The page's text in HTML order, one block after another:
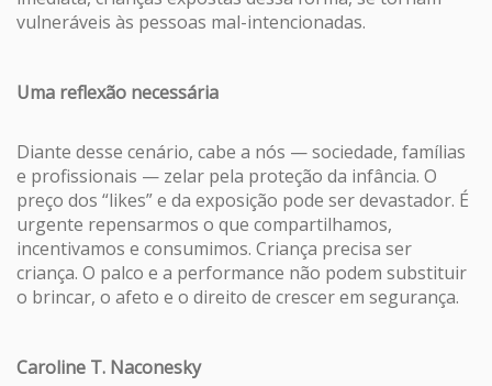
vulneráveis às pessoas mal-intencionadas.
Uma reflexão necessária
Diante desse cenário, cabe a nós — sociedade, famílias
e profissionais — zelar pela proteção da infância. O
preço dos “likes” e da exposição pode ser devastador. É
urgente repensarmos o que compartilhamos,
incentivamos e consumimos. Criança precisa ser
criança. O palco e a performance não podem substituir
o brincar, o afeto e o direito de crescer em segurança.
Caroline T. Naconesky